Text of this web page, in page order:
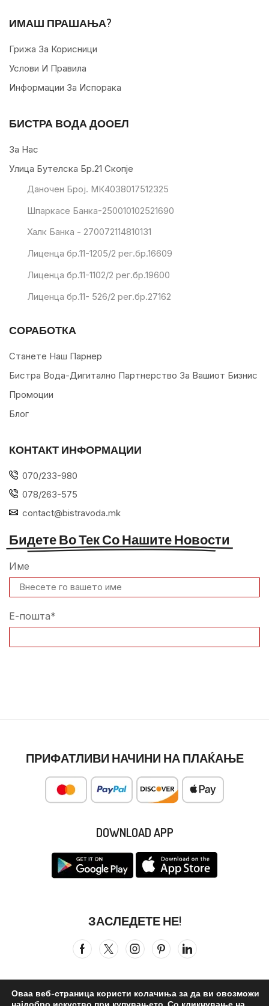
ИМАШ ПРАШАЊА?
Грижа За Корисници
Услови И Правила
Информации За Испорака
БИСТРА ВОДА ДООЕЛ
За Нас
Улица Бутелска Бр.21 Скопје
Даночен Број. МК4038017512325
Шпаркасе Банка-250010102521690
Халк Банка - 270072114810131
Лиценца бр.11-1205/2 рег.бр.16609
Лиценца бр.11-1102/2 рег.бр.19600
Лиценца бр.11- 526/2 рег.бр.27162
СОРАБОТКА
Станете Наш Парнер
Бистра Вода-Дигитално Партнерство За Вашиот Бизнис
Промоции
Блог
КОНТАКТ ИНФОРМАЦИИ
070/233-980
078/263-575
contact@bistravoda.mk
Бидете Во Тек Со Нашите Новости
Име
Е-пошта*
ПРИФАТЛИВИ НАЧИНИ НА ПЛАЌАЊЕ
DOWNLOAD APP
ЗАСЛЕДЕТЕ НЕ!
Оваа веб-страница користи колачиња за да ви овозможи